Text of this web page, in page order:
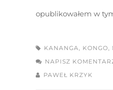
opublikowałem w
KANANGA, KONGO,
NAPISZ
PAWEŁ KRZYK